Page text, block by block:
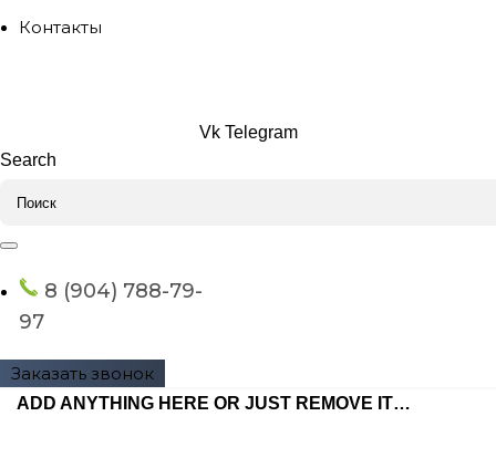
Контакты
Vk Telegram
Search
8 (904) 788-79-
97
Заказать звонок
ADD ANYTHING HERE OR JUST REMOVE IT…